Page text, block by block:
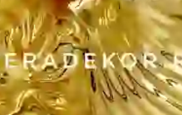
Коллекция - Страна - Италия
Декор - золото 24-карата, кристаллы
ДхШхВ) 42х42х23
о скидках и акциях первым.